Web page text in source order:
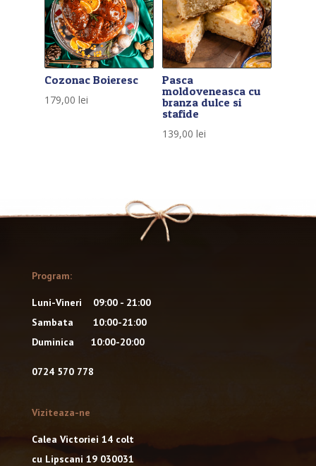
Cozonac Boieresc
179,00 lei
Pasca
moldoveneasca cu
branza dulce si
stafide
139,00lei
Program:
Luni-Vineri 09:00 - 21:00
Sambata 10:00-21:00
Duminica 10:00-20:00
0724 570 778
Viziteaza-ne
Calea Victoriei 14 colt
cu Lipscani 19 030031